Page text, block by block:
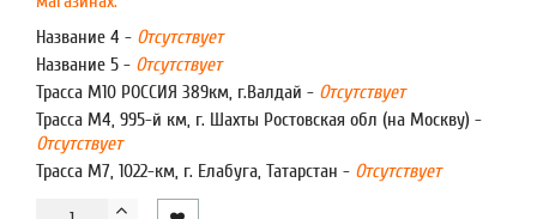
Название 4 - Отсутствует
Название 5 - Отсутствует
Трасса М10 РОССИЯ 389км, г.Валдай - Отсутствует
Трасса М4, 995-й км, г. Шахты Ростовская обл (на Москву) -
Отсутствует
Трасса М7, 1022-км, г. Елабуга, Татарстан - Отсутствует